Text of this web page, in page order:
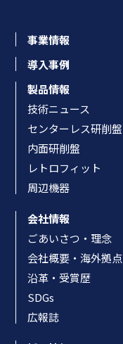
事業情報
導入事例
製品情報
技術ニュース
センターレス研削盤
内面研削盤
レトロフィット
周辺機器
会社情報
ごあいさつ・理念
会社概要・海外拠点
沿革・受賞歴
SDGs
広報誌